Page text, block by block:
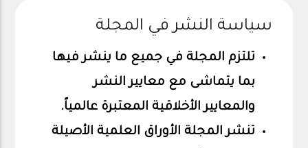
سياسة النشر في المجلة
تلتزم المجلة في جميع ما ينشر فيها
بما يتماشى مع معايير النشر
والمعايير الأخلاقية المعتبرة عالمياً.
تنشر المجلة الأوراق العلمية الأصيلة